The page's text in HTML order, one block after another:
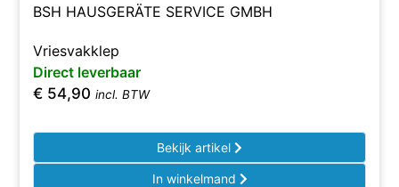
BSH HAUSGERÄTE SERVICE GMBH
Vriesvakklep
Direct leverbaar
€ 54,90 incl. BTW
Bekijk artikel
In winkelmand